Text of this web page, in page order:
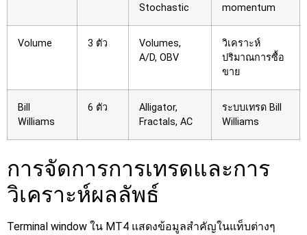
Stochastic momentum
Volume 3 ตัว
Volumes,
A/D, OBV
วิเคราะห์
ปริมาณการซื้อ
ขาย
Bill
Williams
6 ตัว
Alligator,
Fractals, AC
ระบบเทรด Bill
Williams
การจัดการการเทรดและการ
วิเคราะห์ผลลัพธ์
Terminal window ใน MT4 แสดงข้อมูลสำคัญในแท็บต่างๆ